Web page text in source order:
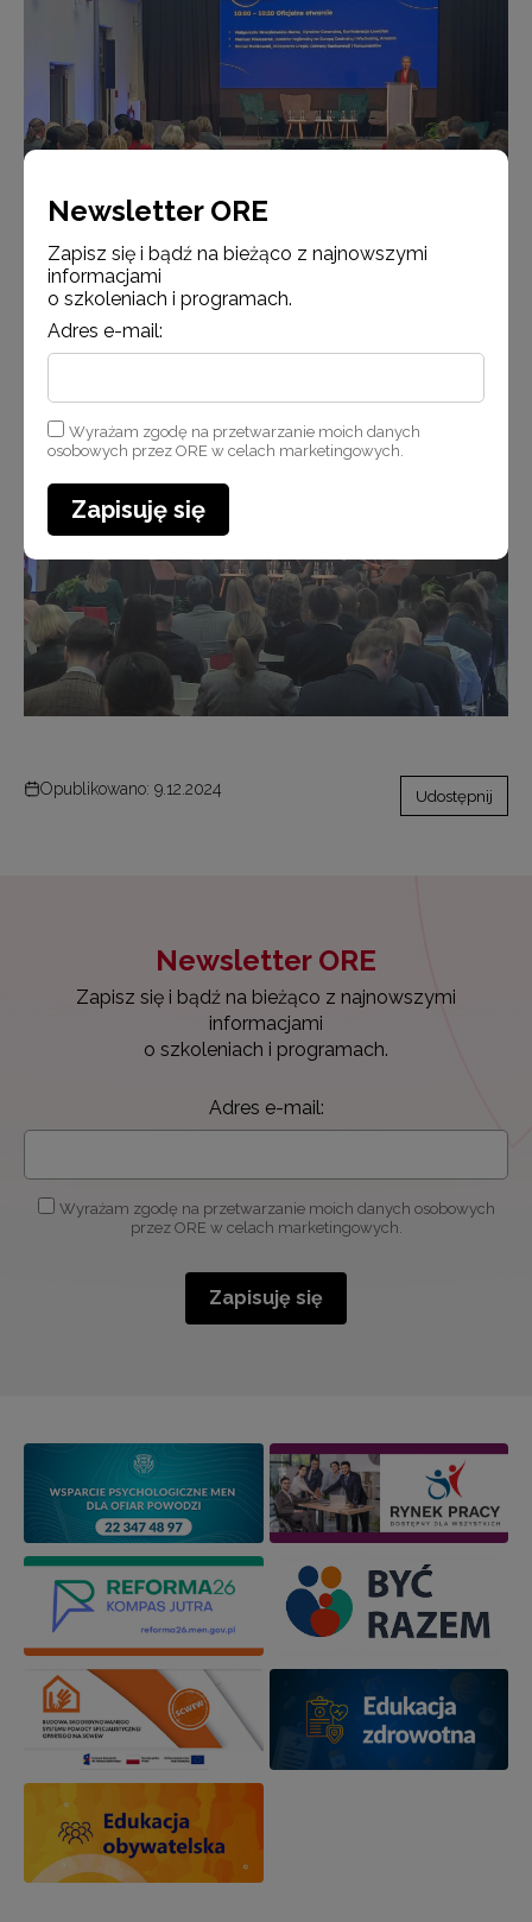
Uczestnicy konferencji
Opublikowano: 9.12.2024 Udostępnij
Newsletter ORE
Zapisz się i bądź na bieżąco z najnowszymi
informacjami
o szkoleniach i programach.
Adres e-mail:
Wyrażam zgodę na przetwarzanie moich danych osobowych
przez ORE w celach marketingowych.
Zapisuję się
Newsletter ORE
Zapisz się i bądź na bieżąco z najnowszymi
informacjami
o szkoleniach i programach.
Adres e-mail:
Wyrażam zgodę na przetwarzanie moich danych
osobowych przez ORE w celach marketingowych.
Zapisuję się